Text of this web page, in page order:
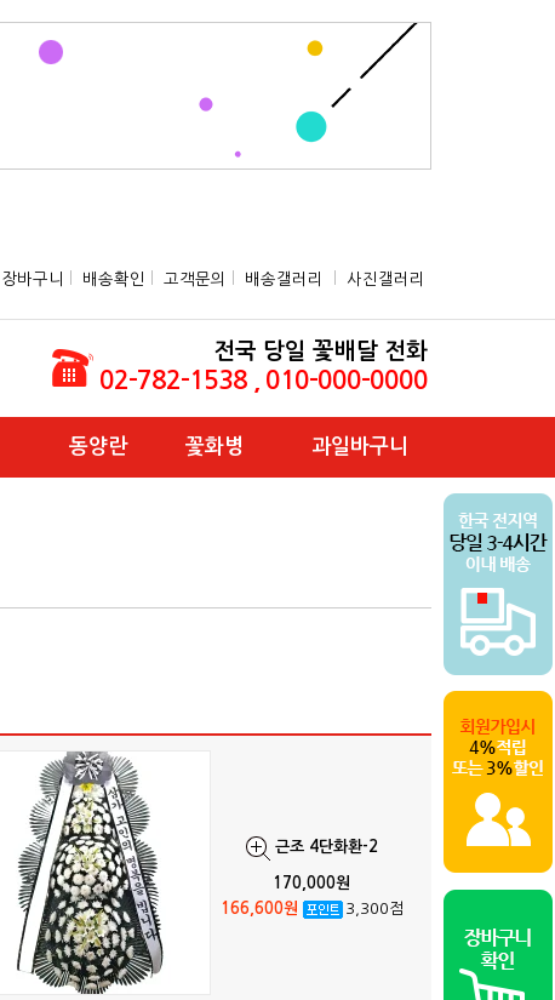
장바구니 배송확인 고객문의 배송갤러리 사진갤러리
전국 당일 꽃배달 전화
02-782-1538 , 010-000-0000
동양란 꽃화병 과일바구니
근조 4단화환-2
170,000원
166,600원
3,300점